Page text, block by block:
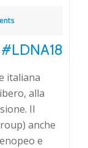
italiana
alla
Il
anche
e